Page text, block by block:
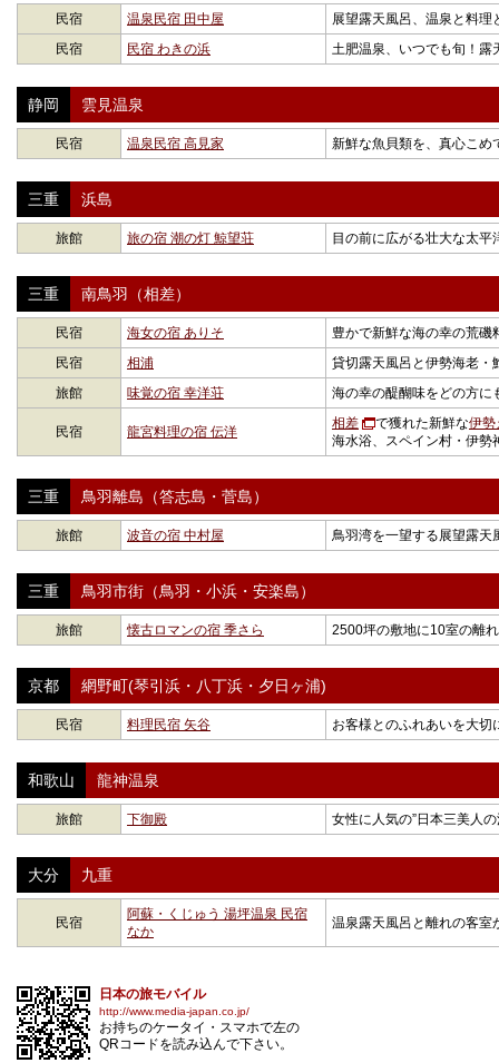
民宿 温泉民宿 田中屋
展望露天風呂、温泉と料理
民宿
民宿 わきの浜 土肥温泉、いつでも旬！露
静岡 雲見温泉
民宿 温泉民宿 高見家 新鮮な魚貝類を、真心こめ
三重 浜島
旅館 旅の宿 潮の灯 鯨望荘 目の前に広がる壮大な太
三重 南鳥羽（相差）
民宿 海女の宿 ありそ
豊かで新鮮な海の幸の荒磯
民宿
相浦
貸切露天風呂と伊勢海老・
旅館
味覚の宿 幸洋荘 海の幸の醍醐味をどの方に
民宿 龍宮料理の宿 伝洋
相差 で獲れた新鮮な伊勢
海水浴、スペイン村・伊勢
三重 鳥羽離島（答志島・菅島）
旅館 波音の宿 中村屋 鳥羽湾を一望する展望露
三重 鳥羽市街（鳥羽・小浜・安楽島）
旅館 懐古ロマンの宿 季さら 2500坪の敷地に10室の離
京都 網野町(琴引浜・八丁浜・夕日ヶ浦)
民宿 料理民宿 矢谷 お客様とのふれあいを大切
和歌山 龍神温泉
旅館 下御殿 女性に人気の”日本三美人
大分 九重
民宿
阿蘇・くじゅう 湯坪温泉 民宿
なか
温泉露天風呂と離れの客室
日本の旅モバイル
http://www.media-japan.co.jp/
お持ちのケータイ・スマホで左の
QRコードを読み込んで下さい。